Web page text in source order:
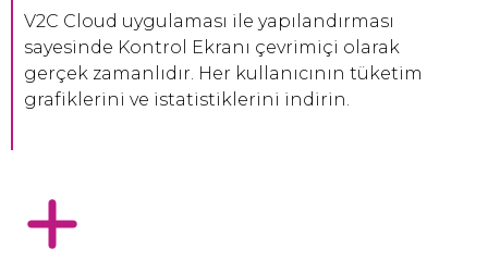
V2C Cloud uygulaması ile yapılandırması
sayesinde Kontrol Ekranı çevrimiçi olarak
gerçek zamanlıdır. Her kullanıcının tüketim
grafiklerini ve istatistiklerini indirin.